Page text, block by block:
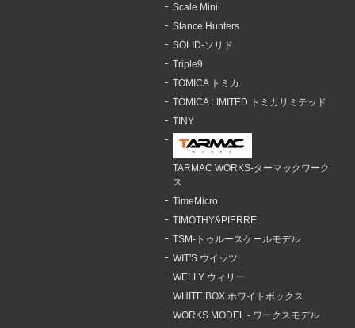
Scale Mini
Stance Hunters
SOLID-ソリド
Triple9
TOMICA トミカ
TOMICA LIMITED トミカリミテッド
TINY
TARMAC WORKS-ターマックワーク
ス
TimeMicro
TIMOTHY&PIERRE
TSM-トゥルースケールモデル
WIT'S ウイッツ
WELLY ウィリー
WHITE BOX ホワイトボックス
WORKS MODEL - ワークスモデル